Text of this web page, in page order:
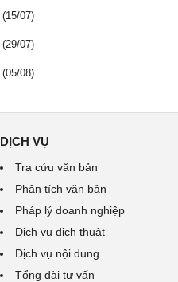
(15/07)
(29/07)
(05/08)
DỊCH VỤ
Tra cứu văn bản
Phân tích văn bản
Pháp lý doanh nghiệp
Dịch vụ dịch thuật
Dịch vụ nội dung
Tổng đài tư vấn